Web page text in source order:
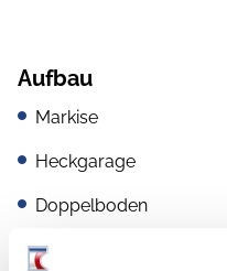
Aufbau
Markise
Heckgarage
Doppelboden